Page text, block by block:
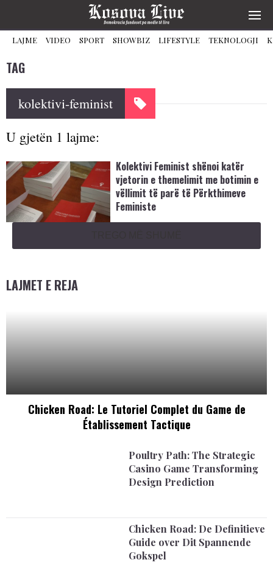
LAJME VIDEO SPORT SHOWBIZ LIFESTYLE TEKNOLOGJI
TAG
kolektivi-feminist
U gjetën 1 lajme:
Kolektivi Feminist shënoi katër
vjetorin e themelimit me botimin e
vëllimit të parë të Përkthimeve
Feministe
LAJMET E REJA
Chicken Road: Le Tutoriel Complet du Game de
Établissement Tactique
Poultry Path: The Strategic
Casino Game Transforming
Design Prediction
Chicken Road: De Definitieve
Guide over Dit Spannende
Gokspel